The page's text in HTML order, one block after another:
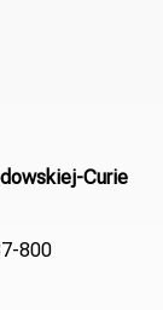
Curie
800